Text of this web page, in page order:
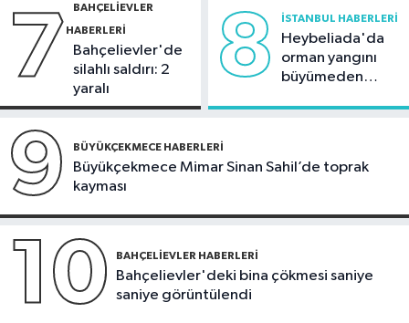
7 BAHÇELIEVLER
HABERLERI
Bahçelievler'de
silahlı saldırı: 2
yaralı
8 İSTANBUL HABERLERI
Heybeliada'da
orman yangını
büyümeden
9 BÜYÜKÇEKMECE HABERLERI
Büyükçekmece Mimar Sinan Sahil’de toprak
kayması
10 BAHÇELIEVLER HABERLERI
Bahçelievler'deki bina çökmesi saniye
saniye görüntülendi